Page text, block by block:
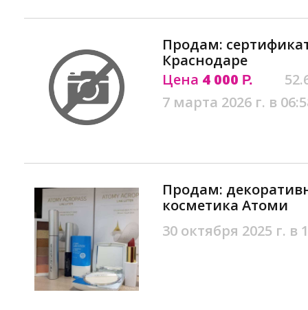
Продам:
Краснодаре
Цена 4 000 Р.
7 марта 2026 г. в
Продам:
косметика Атоми
30 октября 2025 г. в